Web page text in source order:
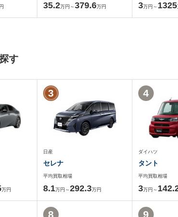
35.2万円～379.6万円 3万円～ 1325
す
万円
日産
セレナ
平均買取相場
8.1万円～292.3万円
3
ダイハツ
タント
平均買取相場
3万円～
4
8 9